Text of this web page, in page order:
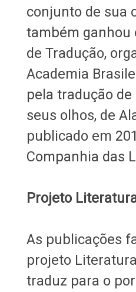
conjunto de sua
também ganhou
de Tradução,
Academia
pela tradução
seus olhos, de
publicado em
Companhia das
Projeto
As publicações
projeto
traduz para o